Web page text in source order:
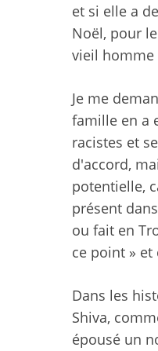
et si elle a
Noël, pour
vieil homme
Je me
famille en a
racistes et
d'accord,
potentielle,
présent
ou fait en
ce point » et
Dans les
Shiva,
épousé un